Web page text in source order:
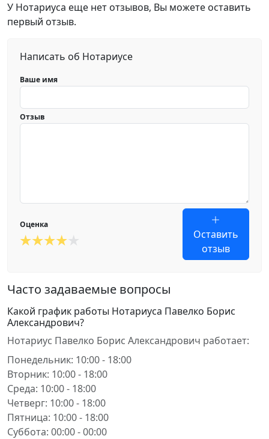
У Нотариуса еще нет отзывов, Вы можете оставить
первый отзыв.
Написать об Нотариусе
Ваше имя
Отзыв
Оценка
Оставить
отзыв
Часто задаваемые вопросы
Какой график работы Нотариуса Павелко Борис
Александрович?
Нотариус Павелко Борис Александрович работает:
Понедельник: 10:00 - 18:00
Вторник: 10:00 - 18:00
Среда: 10:00 - 18:00
Четверг: 10:00 - 18:00
Пятница: 10:00 - 18:00
Суббота: 00:00 - 00:00